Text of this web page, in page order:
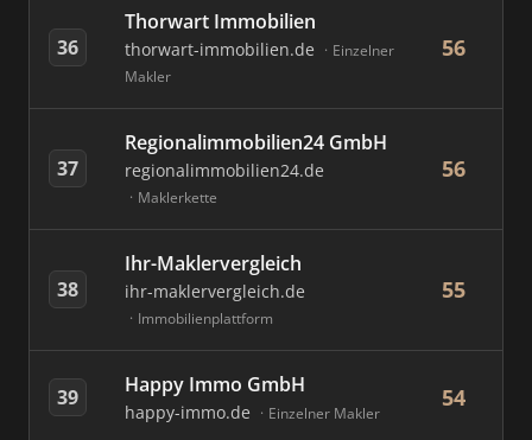
36
Thorwart Immobilien
thorwart-immobilien.de
Einzelner
Makler
56
37
Regionalimmobilien24 GmbH
regionalimmobilien24.de
Maklerkette
56
38
Ihr-Maklervergleich
ihr-maklervergleich.de
Immobilienplattform
55
39 Happy Immo GmbH
happy-immo.de Einzelner Makler
54